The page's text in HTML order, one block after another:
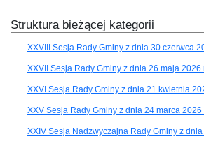
Struktura bieżącej kategorii
XXVIII Sesja Rady Gminy z dnia 30 czerwca
XXVII Sesja Rady Gminy z dnia 26 maja 2026
XXVI Sesja Rady Gminy z dnia 21 kwietnia
XXV Sesja Rady Gminy z dnia 24 marca 2026
XXIV Sesja Nadzwyczajna Rady Gminy z